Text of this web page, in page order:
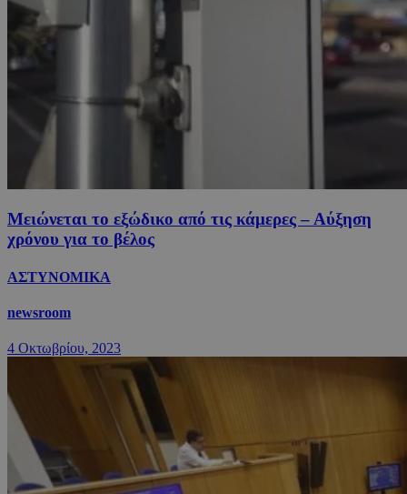
Μειώνεται το εξώδικο από τις κάμερες – Αύξηση
χρόνου για το βέλος
ΑΣΤΥΝΟΜΙΚΑ
newsroom
4 Οκτωβρίου, 2023